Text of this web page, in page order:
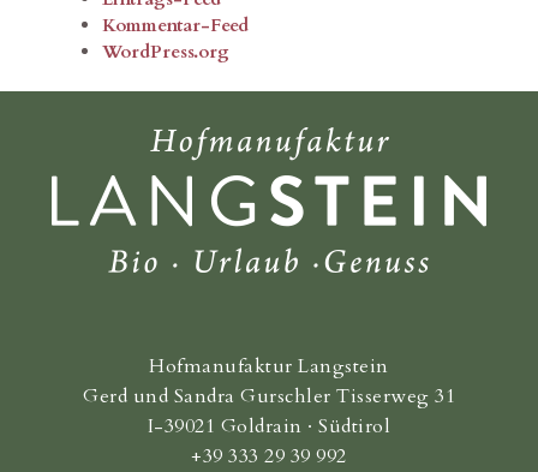
Kommentar-Feed
WordPress.org
Hofmanufaktur Langstein
Gerd und Sandra Gurschler Tisserweg 31
I-39021 Goldrain · Südtirol
+39 333 29 39 992